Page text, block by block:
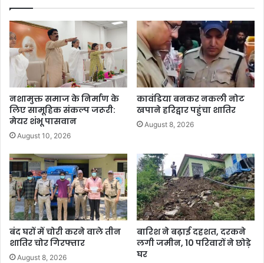
नशामुक्त समाज के निर्माण के
लिए सामूहिक संकल्प जरूरी:
मेयर शंभू पासवान
August 10, 2026
कावंडिया बनकर नकली नोट
खपाने हरिद्वार पहुंचा शातिर
August 8, 2026
बंद घरों में चोरी करने वाले तीन
शातिर चोर गिरफ्तार
August 8, 2026
बारिश ने बढ़ाई दहशत, दरकने
लगी जमीन, 10 परिवारों ने छोड़े
घर